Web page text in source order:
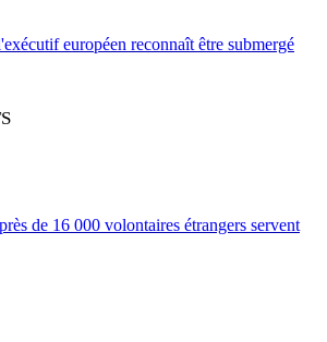
européen reconnaît être submergé
de 16 000 volontaires étrangers servent